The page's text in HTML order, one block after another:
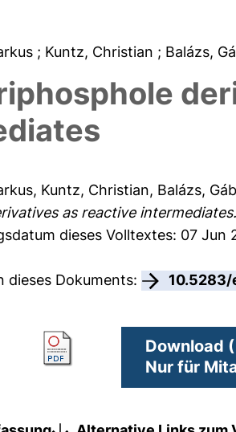
; Kuntz, Christian ; Balázs,
, Kuntz, Christian, Balázs,
as reactive intermediates.
dieses Volltextes: 07 Jun
dieses Dokuments:
10.5283/
Download
Nur für